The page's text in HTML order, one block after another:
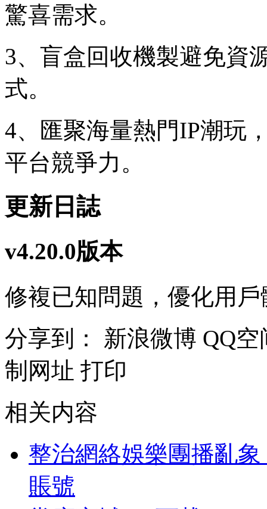
驚喜需求。
3、盲盒回收機製避免資
式。
4、匯聚海量熱門IP潮玩
平台競爭力。
更新日誌
v4.20.0版本
修複已知問題，優化用戶
分享到：
新浪微博 QQ空
制网址 打印
相关内容
整治網絡娛樂團播亂
賬號